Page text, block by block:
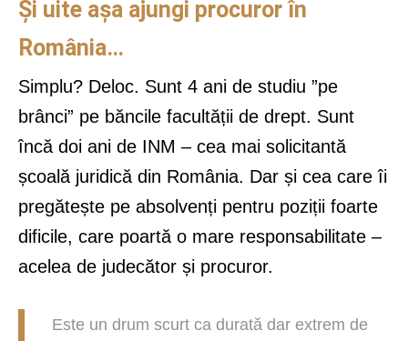
Și uite așa ajungi procuror în
România…
Simplu? Deloc. Sunt 4 ani de studiu ”pe
brânci” pe băncile facultății de drept. Sunt
încă doi ani de INM – cea mai solicitantă
școală juridică din România. Dar și cea care îi
pregătește pe absolvenți pentru poziții foarte
dificile, care poartă o mare responsabilitate –
acelea de judecător și procuror.
Este un drum scurt ca durată dar extrem de